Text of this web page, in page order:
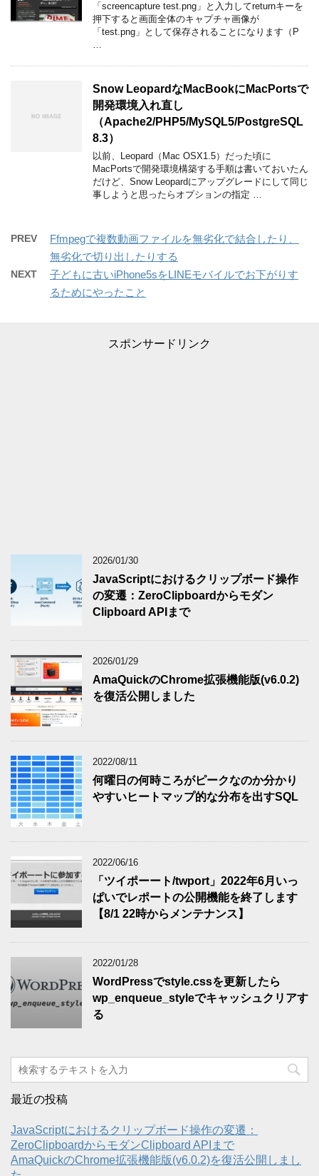
「screencapture test.png」と入力してreturnキーを
押下すると画面全体のキャプチャ画像が
「test.png」として保存されることになります（P
…
Snow LeopardなMacBookにMacPortsで
開発環境入れ直し
（Apache2/PHP5/MySQL5/PostgreSQL
8.3）
以前、Leopard（Mac OSX1.5）だった頃に
MacPortsで開発環境構築する手順は書いておいたん
だけど、Snow Leopardにアップグレードにして同じ
事しようと思ったらオプションの指定 …
PREV
Ffmpegで複数動画ファイルを無劣化で結合したり、
無劣化で切り出したりする
NEXT
子どもに古いiPhone5sをLINEモバイルでお下がりす
るためにやったこと
スポンサードリンク
2026/01/30
JavaScriptにおけるクリップボード操作
の変遷：ZeroClipboardからモダン
Clipboard APIまで
2026/01/29
AmaQuickのChrome拡張機能版(v6.0.2)
を復活公開しました
2022/08/11
何曜日の何時ころがピークなのか分かり
やすいヒートマップ的な分布を出すSQL
2022/06/16
「ツイポーート/twport」2022年6月いっ
ぱいでレポートの公開機能を終了します
【8/1 22時からメンテナンス】
2022/01/28
WordPressでstyle.cssを更新したら
wp_enqueue_styleでキャッシュクリアす
る
最近の投稿
JavaScriptにおけるクリップボード操作の変遷：
ZeroClipboardからモダンClipboard APIまで
AmaQuickのChrome拡張機能版(v6.0.2)を復活公開しまし